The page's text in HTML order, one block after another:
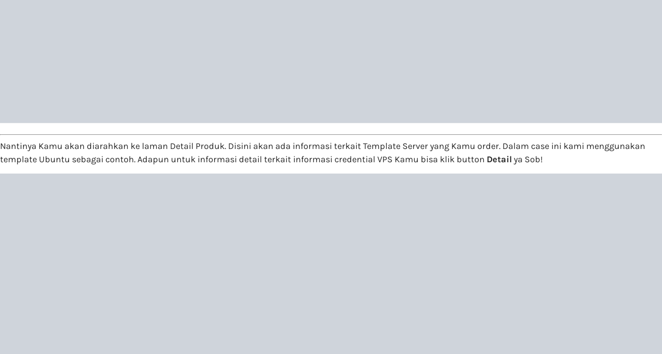
Nantinya Kamu akan diarahkan ke laman Detail Produk. Disini akan ada informasi terkait Template Server yang Kamu order. Dalam case ini kami menggunakan
template Ubuntu sebagai contoh. Adapun untuk informasi detail terkait informasi credential VPS Kamu bisa klik button Detail ya Sob!